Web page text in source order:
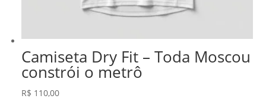
Camiseta Dry Fit – Toda Moscou
constrói o metrô
R$ 110,00